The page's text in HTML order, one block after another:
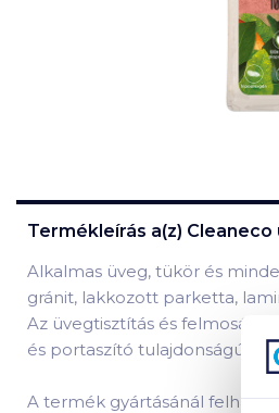
Termékleírás a(z) Cleaneco
Alkalmas üveg, tükör és
gránit, lakkozott parketta,
Az üvegtisztítás és felmosás
és portaszító tulajdonságú
A termék gyártásánál